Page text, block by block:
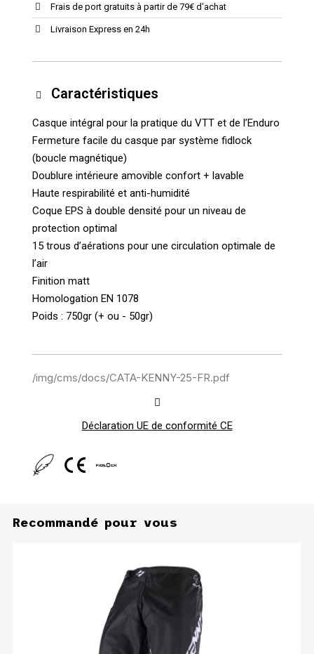
Frais de port gratuits à partir de 79€ d'achat
Livraison Express en 24h
Caractéristiques
Casque intégral pour la pratique du VTT et de l’Enduro
Fermeture facile du casque par système fidlock
(boucle magnétique)
Doublure intérieure amovible confort + lavable
Haute respirabilité et anti-humidité
Coque EPS à double densité pour un niveau de
protection optimal
15 trous d’aérations pour une circulation optimale de
l’air
Finition matt
Homologation EN 1078
Poids : 750gr (+ ou - 50gr)
/img/cms/docs/CATA-KENNY-25-FR.pdf
Déclaration UE de conformité CE
Recommandé pour vous